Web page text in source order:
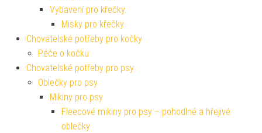
Vybavení pro křečky
Misky pro křečky
Chovatelské potřeby pro kočky
Péče o kočku
Chovatelské potřeby pro psy
Oblečky pro psy
Mikiny pro psy
Fleecové mikiny pro psy – pohodlné a hřejivé
oblečky